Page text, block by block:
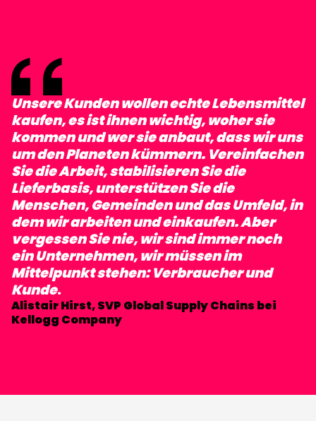
Unsere Kunden wollen echte Lebensmittel
kaufen, es ist ihnen wichtig, woher sie
kommen und wer sie anbaut, dass wir uns
um den Planeten kümmern. Vereinfachen
Sie die Arbeit, stabilisieren Sie die
Lieferbasis, unterstützen Sie die
Menschen, Gemeinden und das Umfeld, in
dem wir arbeiten und einkaufen. Aber
vergessen Sie nie, wir sind immer noch
ein Unternehmen, wir müssen im
Mittelpunkt stehen: Verbraucher und
Kunde.
Alistair Hirst, SVP Global Supply Chains bei
Kellogg Company